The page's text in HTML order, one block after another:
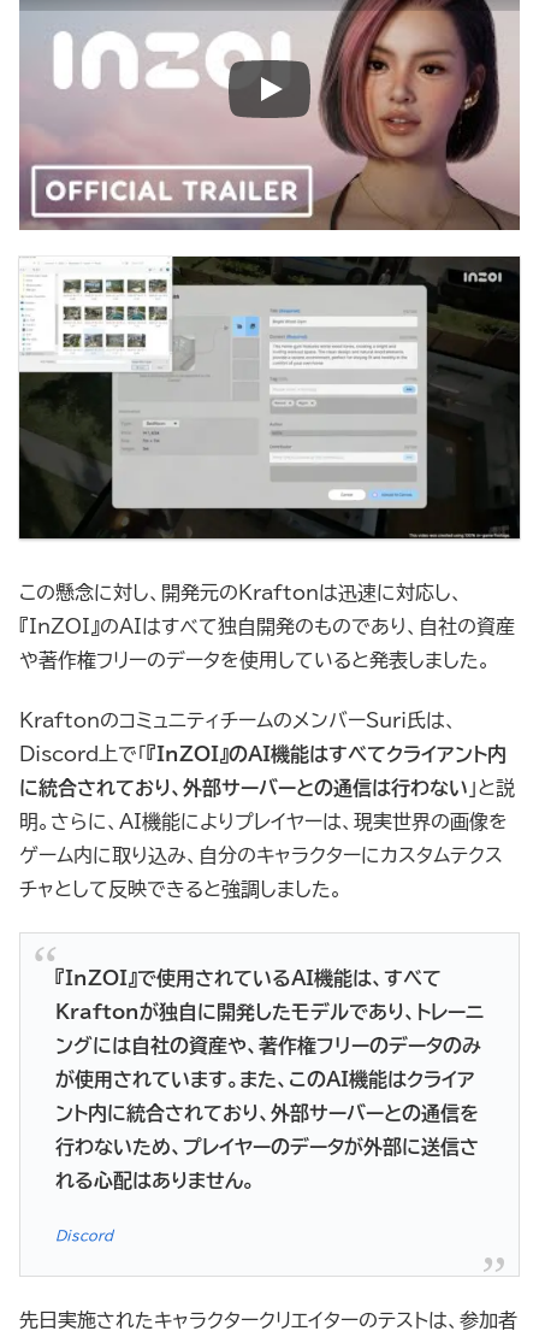
この懸念に対し、開発元のKraftonは迅速に対応し、
『InZOI』のAIはすべて独自開発のものであり、自社の資産
や著作権フリーのデータを使用していると発表しました。
KraftonのコミュニティチームのメンバーSuri氏は、
Discord上で「
『InZOI』のAI機能はすべてクライアント内
に統合されており、外部サーバーとの通信は行わない 」と説
明。さらに、AI機能によりプレイヤーは、現実世界の画像を
ゲーム内に取り込み、自分のキャラクターにカスタムテクス
チャとして反映できると強調しました。
『InZOI』で使用されているAI機能は、すべて
Kraftonが独自に開発したモデルであり、トレーニ
ングには自社の資産や、著作権フリーのデータのみ
が使用されています。また、このAI機能はクライア
ント内に統合されており、外部サーバーとの通信を
行わないため、プレイヤーのデータが外部に送信さ
れる心配はありません。
Discord
先日実施されたキャラクタークリエイターのテストは、参加者